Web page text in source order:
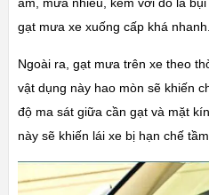
ẩm, mưa nhiều, kèm với đó là
gạt mưa xe xuống cấp khá nhanh.
Ngoài ra, gạt mưa trên xe theo
vật dụng này hao mòn sẽ khiến
độ ma sát giữa cần gạt và mặt
này sẽ khiến lái xe bị hạn chế